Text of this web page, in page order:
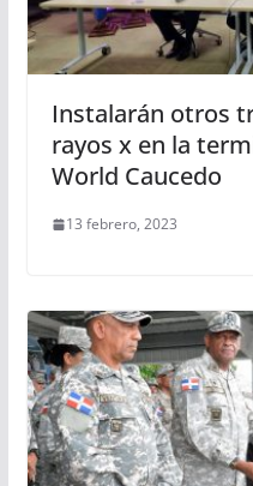
Instalarán otros
rayos x en la
World Caucedo
13 febrero, 2023